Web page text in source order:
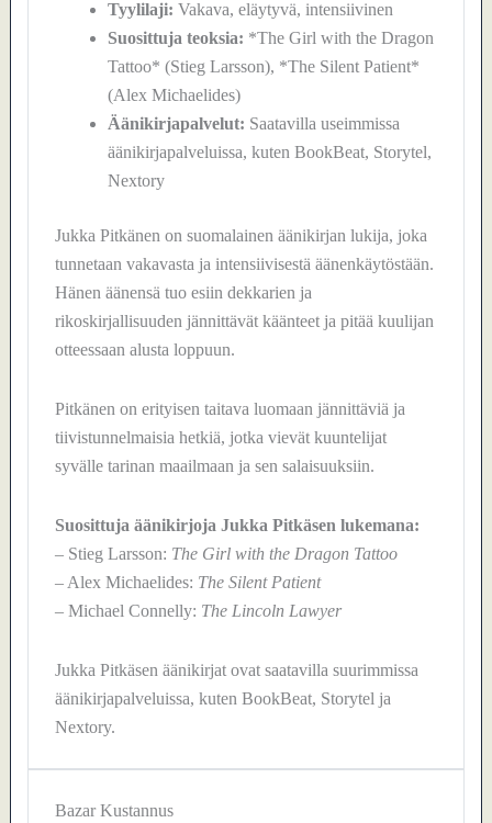
Tyylilaji: Vakava, eläytyvä, intensiivinen
Suosittuja teoksia: *The Girl with the Dragon
Tattoo* (Stieg Larsson), *The Silent Patient*
(Alex Michaelides)
Äänikirjapalvelut: Saatavilla useimmissa
äänikirjapalveluissa, kuten BookBeat, Storytel,
Nextory
Jukka Pitkänen on suomalainen äänikirjan lukija, joka
tunnetaan vakavasta ja intensiivisestä äänenkäytöstään.
Hänen äänensä tuo esiin dekkarien ja
rikoskirjallisuuden jännittävät käänteet ja pitää kuulijan
otteessaan alusta loppuun.
Pitkänen on erityisen taitava luomaan jännittäviä ja
tiivistunnelmaisia hetkiä, jotka vievät kuuntelijat
syvälle tarinan maailmaan ja sen salaisuuksiin.
Suosittuja äänikirjoja Jukka Pitkäsen lukemana:
– Stieg Larsson: The Girl with the Dragon Tattoo
– Alex Michaelides: The Silent Patient
– Michael Connelly: The Lincoln Lawyer
Jukka Pitkäsen äänikirjat ovat saatavilla suurimmissa
äänikirjapalveluissa, kuten BookBeat, Storytel ja
Nextory.
Bazar Kustannus